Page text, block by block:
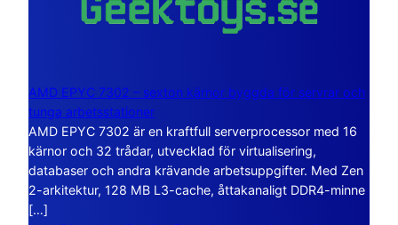
AMD EPYC 7302 – sexton kärnor byggda för servrar och
tunga arbetsstationer
AMD EPYC 7302 är en kraftfull serverprocessor med 16
kärnor och 32 trådar, utvecklad för virtualisering,
databaser och andra krävande arbetsuppgifter. Med Zen
2-arkitektur, 128 MB L3-cache, åttakanaligt DDR4-minne
[…]